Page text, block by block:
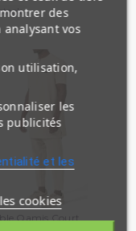
des
vos
utilisation,
les
publicités
et les
cookies